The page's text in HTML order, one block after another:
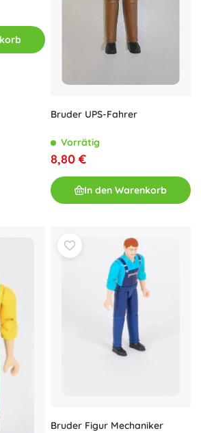
Bruder UPS-Fahrer
Vorrätig
8,80 €
In den Warenkorb
Bruder Figur Mechaniker